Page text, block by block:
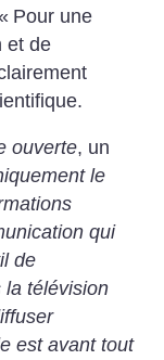
Pour une
et de
ouverte, un
le
qui
de
la télévision
est avant tout